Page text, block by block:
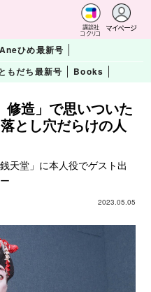
講談社
コクリコ
マイページ
Aneひめ最新号
もだち最新号 Books
修造」で思いついた
とし穴だらけの人
天堂」に本人役でゲスト出
ー
2023.05.05